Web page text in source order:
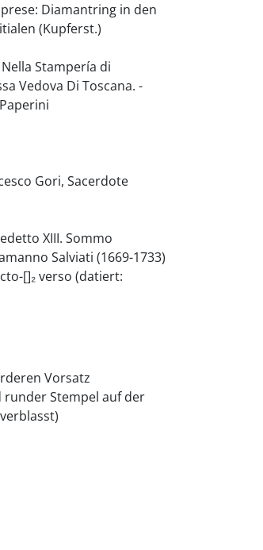
Diamantring in den
(Kupferst.)
Stampería di
Vedova Di Toscana. -
Gori, Sacerdote
XIII. Sommo
Salviati (1669-1733)
[]₂ verso (datiert:
Vorsatz
runder Stempel auf der